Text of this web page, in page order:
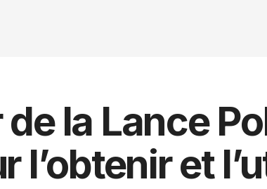
la Lance
l’obtenir et